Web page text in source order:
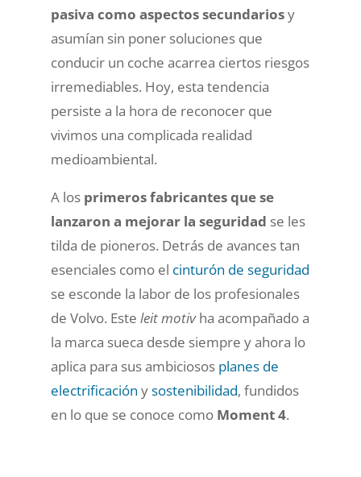
pasiva como aspectos secundariosy
asumían sin poner soluciones que
conducir un coche acarrea ciertos riesgos
irremediables. Hoy, esta tendencia
persiste a la hora de reconocer que
vivimos una complicada realidad
medioambiental.
A los primeros fabricantes que se
lanzaron a mejorar la seguridad se les
tilda de pioneros. Detrás de avances tan
esenciales como el cinturón de seguridad
se esconde la labor de los profesionales
de Volvo. Este leit motivha acompañado a
la marca sueca desde siempre y ahora lo
aplica para sus ambiciosos planes de
electrificación ysostenibilidad, fundidos
en lo que se conoce como Moment 4.